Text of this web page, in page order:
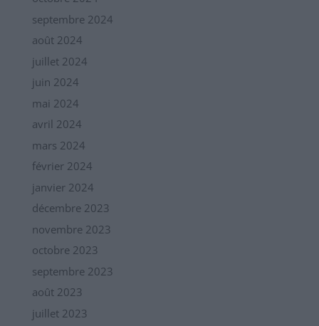
septembre 2024
août 2024
juillet 2024
juin 2024
mai 2024
avril 2024
mars 2024
février 2024
janvier 2024
décembre 2023
novembre 2023
octobre 2023
septembre 2023
août 2023
juillet 2023